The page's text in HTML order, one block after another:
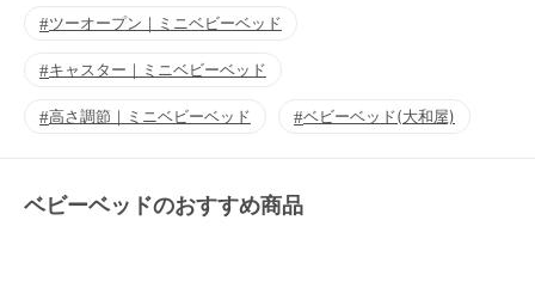
ツーオープン｜ミニベビーベッド
キャスター｜ミニベビーベッド
高さ調節｜ミニベビーベッド ベビーベッド(大和屋)
ベビーベッドのおすすめ商品